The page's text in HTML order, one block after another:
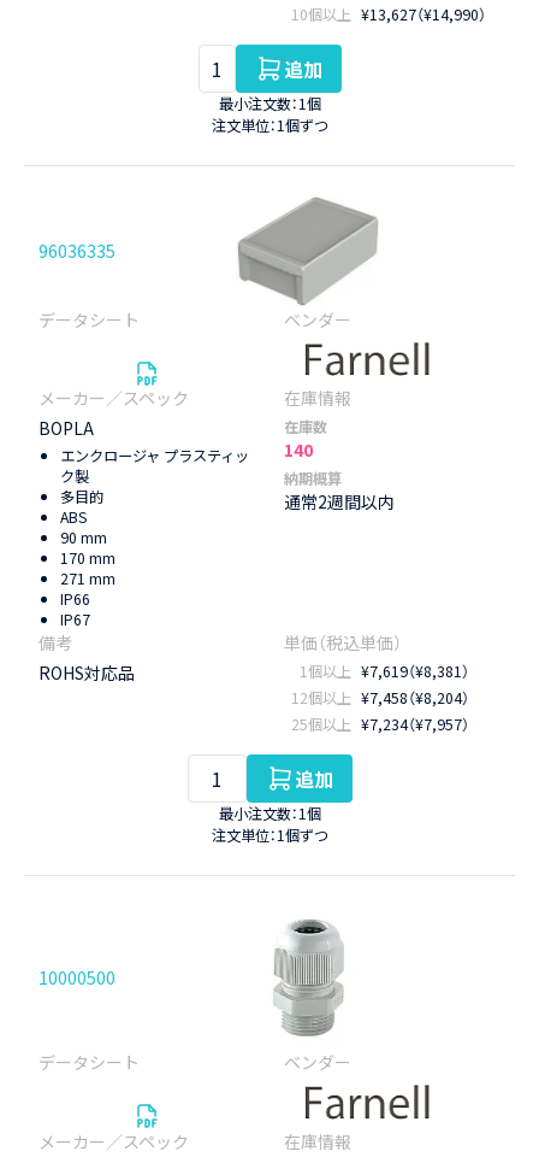
10個以上 ¥13,627（¥14,990）
追加
最小注文数：1個
注文単位：1個ずつ
96036335
BOPLA
エンクロージャ プラスティッ
ク製
多目的
ABS
90 mm
170 mm
271 mm
IP66
IP67
在庫数
140
納期概算
通常2週間以内
ROHS対応品 1個以上 ¥7,619（¥8,381）
12個以上 ¥7,458（¥8,204）
25個以上 ¥7,234（¥7,957）
追加
最小注文数：1個
注文単位：1個ずつ
10000500